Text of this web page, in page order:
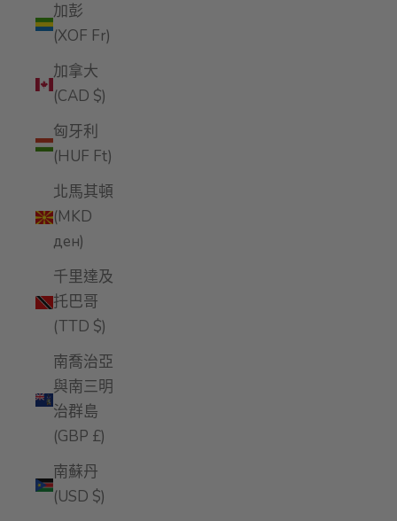
加彭
(XOF Fr)
加拿大
(CAD $)
匈牙利
(HUF Ft)
北馬其頓
(MKD
ден)
千里達及
托巴哥
(TTD $)
南喬治亞
與南三明
治群島
(GBP £)
南蘇丹
(USD $)